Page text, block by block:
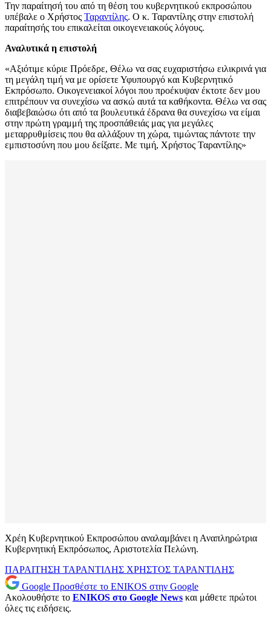
Την παραίτησή του από τη θέση του κυβερνητικού εκπροσώπου
υπέβαλε ο Χρήστος Ταραντίλης. Ο κ. Ταραντίλης στην επιστολή
παραίτησής του επικαλείται οικογενειακούς λόγους.
Αναλυτικά η επιστολή
«Αξιότιμε κύριε Πρόεδρε, Θέλω να σας ευχαριστήσω ειλικρινά για
τη μεγάλη τιμή να με ορίσετε Υφυπουργό και Κυβερνητικό
Εκπρόσωπο. Οικογενειακοί λόγοι που προέκυψαν έκτοτε δεν μου
επιτρέπουν να συνεχίσω να ασκώ αυτά τα καθήκοντα. Θέλω να σας
διαβεβαιώσω ότι από τα βουλευτικά έδρανα θα συνεχίσω να είμαι
στην πρώτη γραμμή της προσπάθειάς μας για μεγάλες
μεταρρυθμίσεις που θα αλλάξουν τη χώρα, τιμώντας πάντοτε την
εμπιστοσύνη που μου δείξατε. Με τιμή, Χρήστος Ταραντίλης»
Χρέη Κυβερνητικού Εκπροσώπου αναλαμβάνει η Αναπληρώτρια
Κυβερνητική Εκπρόσωπος, Αριστοτελία Πελώνη.
ΠΑΡΑΙΤΗΣΗ ΤΑΡΑΝΤΙΛΗΣ ΧΡΗΣΤΟΣ ΤΑΡΑΝΤΙΛΗΣ
Google Προσθέστε το ENIKOS στην Google
Ακολουθήστε το ENIKOS στο Google News και μάθετε πρώτοι
όλες τις ειδήσεις.